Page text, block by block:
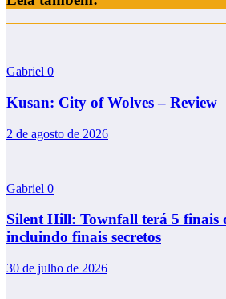
Gabriel 0
Kusan: City of Wolves – Review
2 de agosto de 2026
Gabriel 0
Silent Hill: Townfall terá 5 finais
incluindo finais secretos
30 de julho de 2026